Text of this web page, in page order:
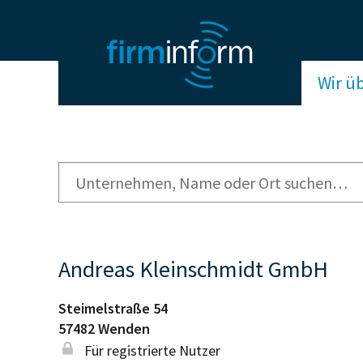
Wir
Andreas Kleinschmidt GmbH
Steimelstraße 54
57482Wenden
Für registrierte Nutzer